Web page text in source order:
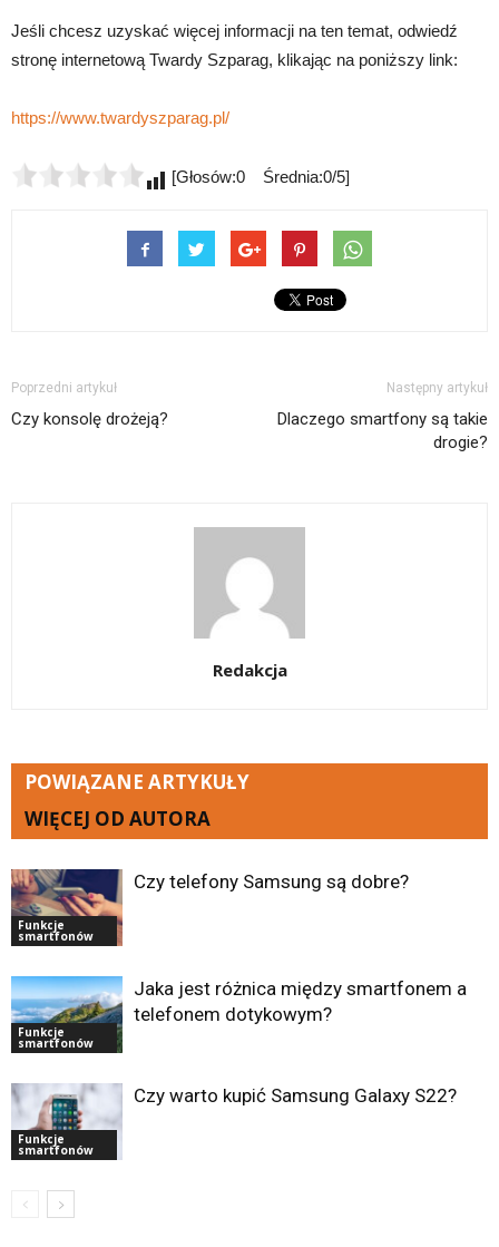
Jeśli chcesz uzyskać więcej informacji na ten temat, odwiedź
stronę internetową Twardy Szparag, klikając na poniższy link:
https://www.twardyszparag.pl/
[Głosów:0 Średnia:0/5]
Poprzedni artykuł
Czy konsolę drożeją?
Następny artykuł
Dlaczego smartfony są takie
drogie?
Redakcja
POWIĄZANE ARTYKUŁY
WIĘCEJ OD AUTORA
Funkcje
smartfonów
Czy telefony Samsung są dobre?
Funkcje
smartfonów
Jaka jest różnica między smartfonem a
telefonem dotykowym?
Funkcje
smartfonów
Czy warto kupić Samsung Galaxy S22?